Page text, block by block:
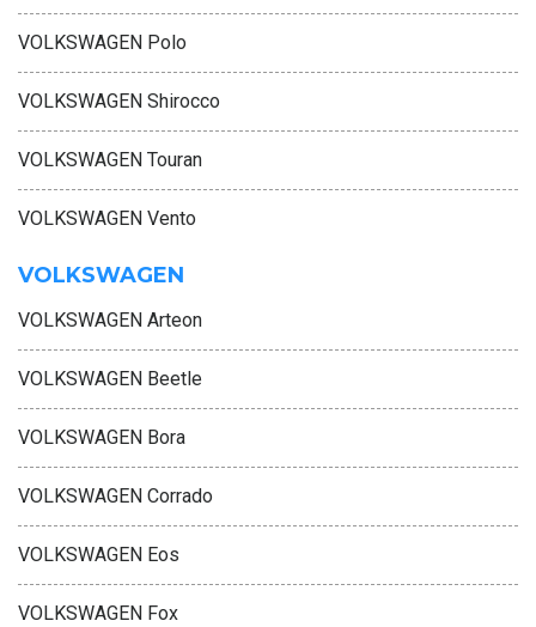
VOLKSWAGEN Polo
VOLKSWAGEN Shirocco
VOLKSWAGEN Touran
VOLKSWAGEN Vento
VOLKSWAGEN
VOLKSWAGEN Arteon
VOLKSWAGEN Beetle
VOLKSWAGEN Bora
VOLKSWAGEN Corrado
VOLKSWAGEN Eos
VOLKSWAGEN Fox